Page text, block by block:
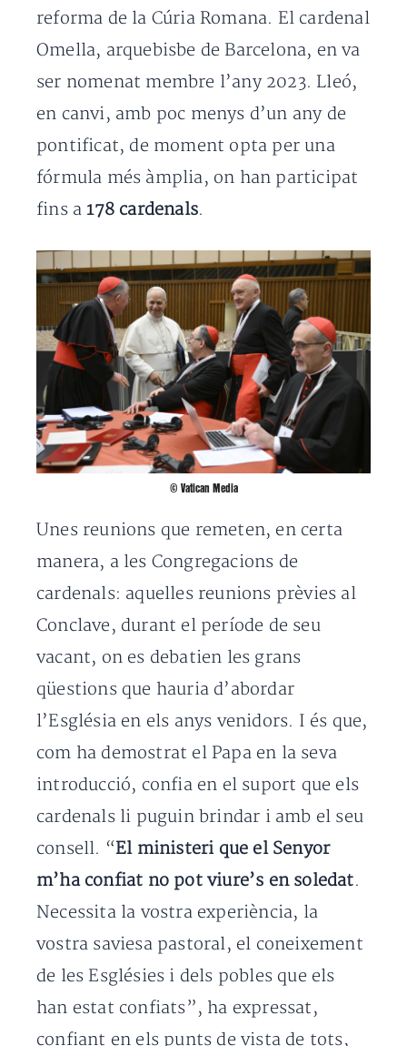
reforma de la Cúria Romana. El cardenal
Omella, arquebisbe de Barcelona, en va
ser nomenat membre l’any 2023. Lleó,
en canvi, amb poc menys d’un any de
pontificat, de moment opta per una
fórmula més àmplia, on han participat
fins a 178 cardenals.
© Vatican Media
Unes reunions que remeten, en certa
manera, a les Congregacions de
cardenals: aquelles reunions prèvies al
Conclave, durant el període de seu
vacant, on es debatien les grans
qüestions que hauria d’abordar
l’Església en els anys venidors. I és que,
com ha demostrat el Papa en la seva
introducció, confia en el suport que els
cardenals li puguin brindar i amb el seu
consell. “El ministeri que el Senyor
m’ha confiat no pot viure’s en soledat.
Necessita la vostra experiència, la
vostra saviesa pastoral, el coneixement
de les Esglésies i dels pobles que els
han estat confiats”, ha expressat,
confiant en els punts de vista de tots,